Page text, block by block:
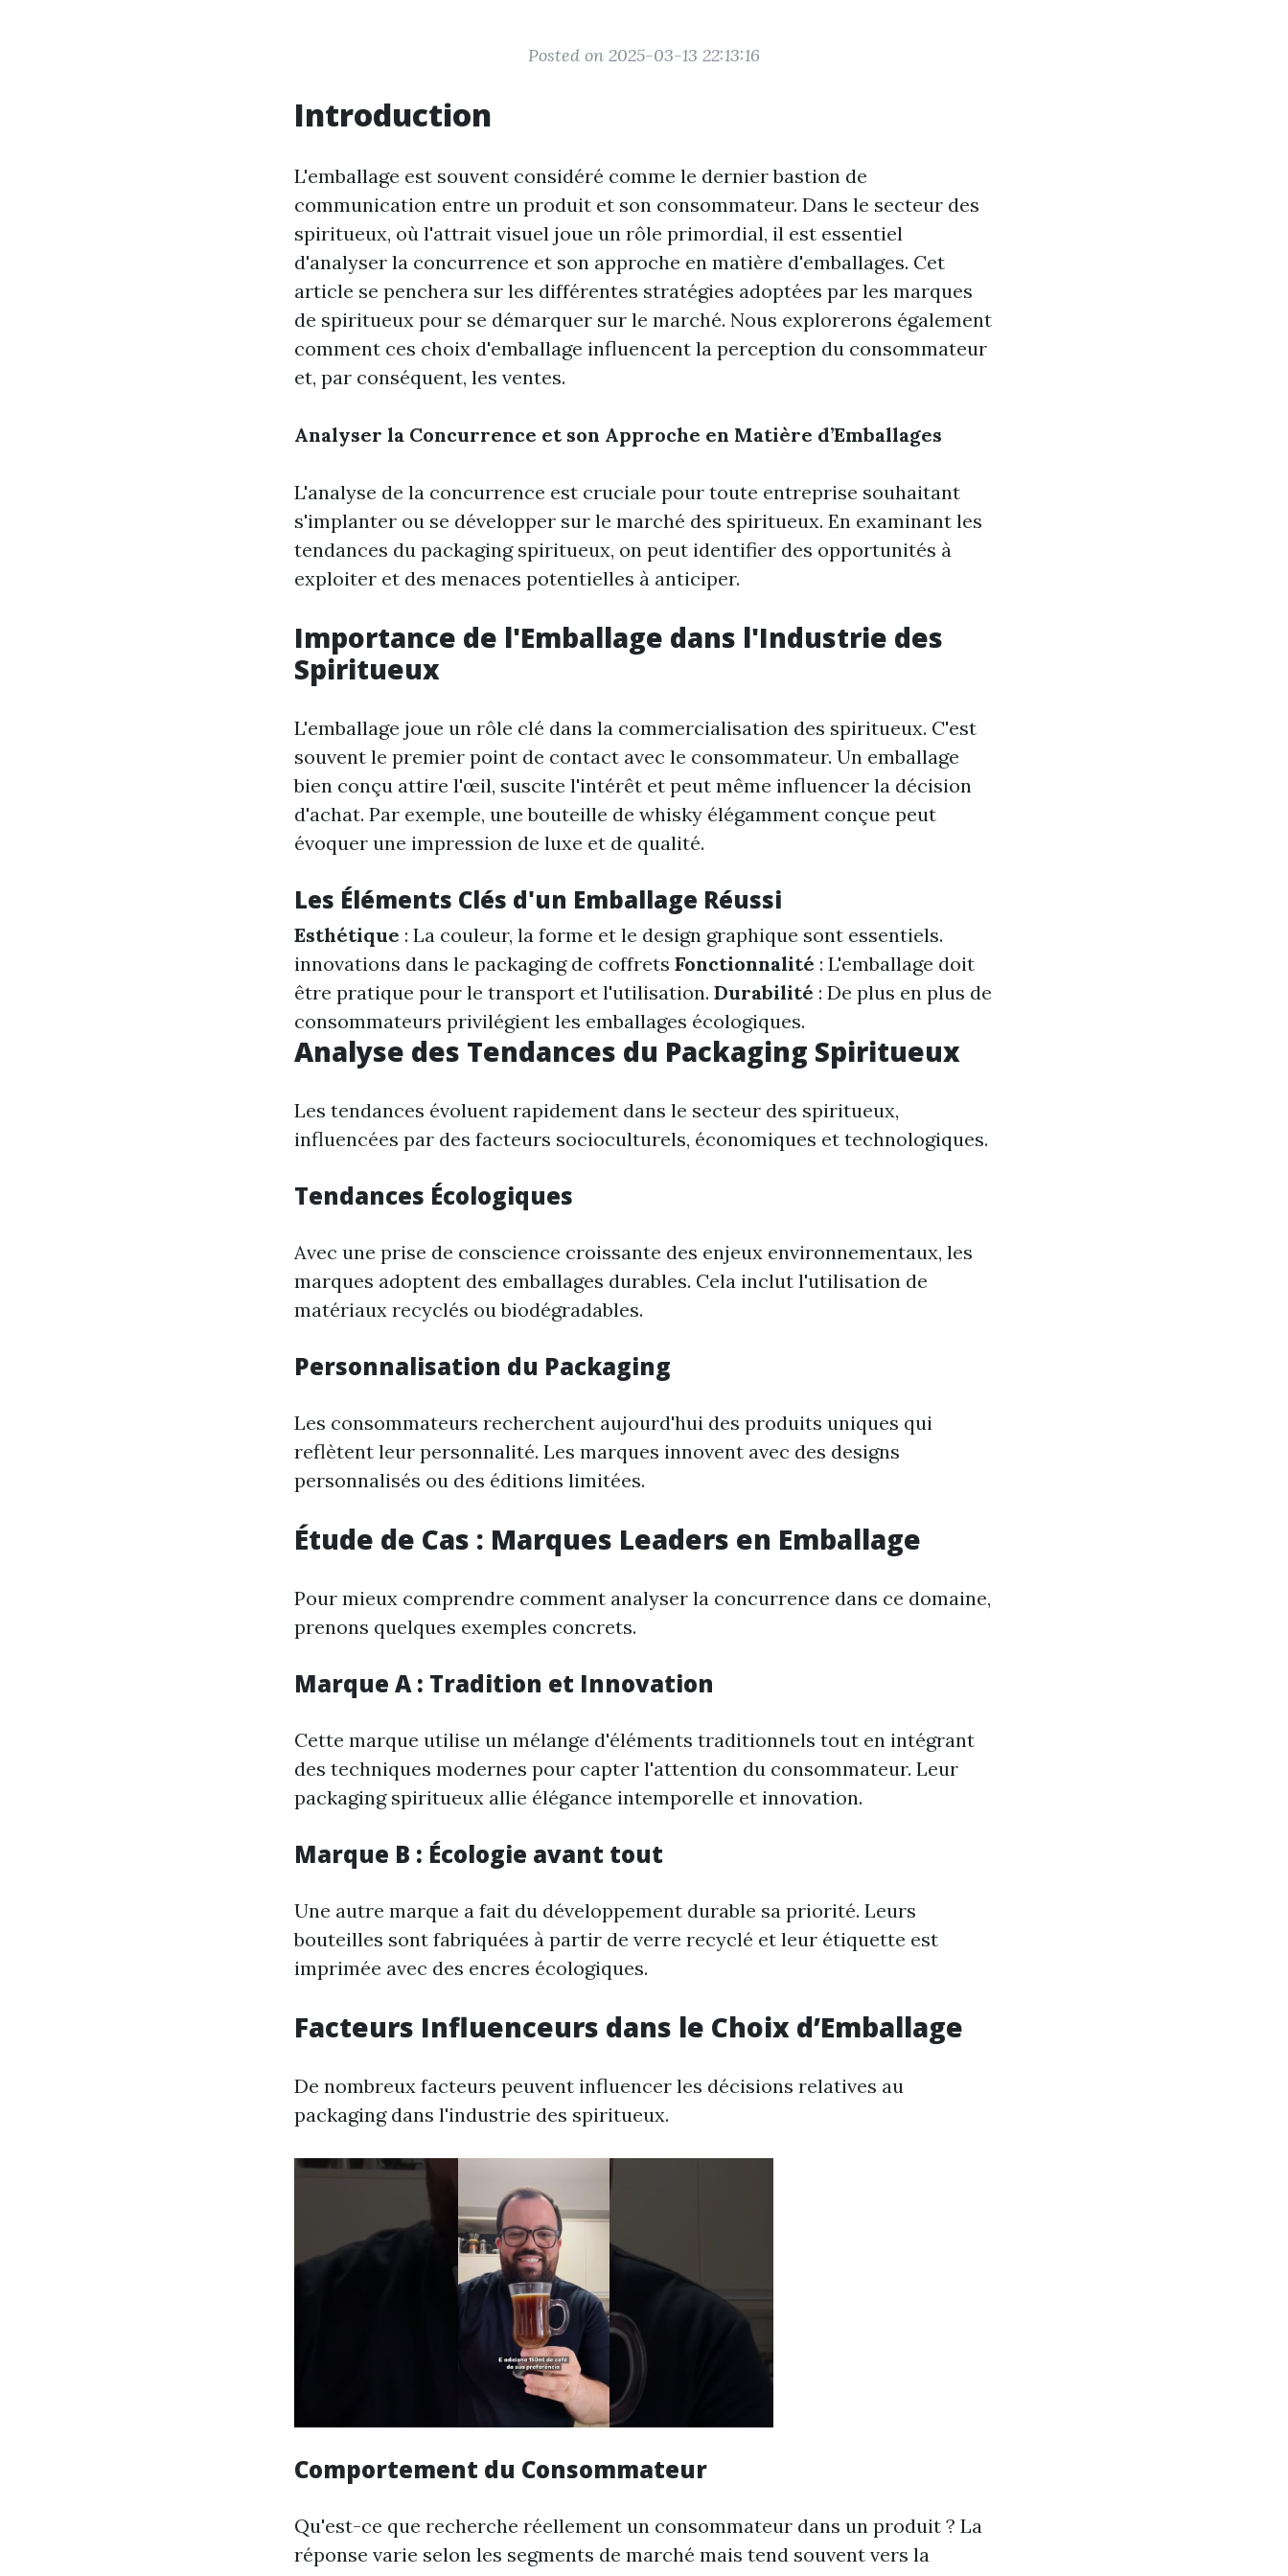
Posted on 2025-03-13 22:13:16
Introduction
L'emballage est souvent considéré comme le dernier bastion de
communication entre un produit et son consommateur. Dans le secteur des
spiritueux, où l'attrait visuel joue un rôle primordial, il est essentiel
d'analyser la concurrence et son approche en matière d'emballages. Cet
article se penchera sur les différentes stratégies adoptées par les marques
de spiritueux pour se démarquer sur le marché. Nous explorerons également
comment ces choix d'emballage influencent la perception du consommateur
et, par conséquent, les ventes.
Analyser la Concurrence et son Approche en Matière d’Emballages
L'analyse de la concurrence est cruciale pour toute entreprise souhaitant
s'implanter ou se développer sur le marché des spiritueux. En examinant les
tendances du packaging spiritueux, on peut identifier des opportunités à
exploiter et des menaces potentielles à anticiper.
Importance de l'Emballage dans l'Industrie des
Spiritueux
L'emballage joue un rôle clé dans la commercialisation des spiritueux. C'est
souvent le premier point de contact avec le consommateur. Un emballage
bien conçu attire l'œil, suscite l'intérêt et peut même influencer la décision
d'achat. Par exemple, une bouteille de whisky élégamment conçue peut
évoquer une impression de luxe et de qualité.
Les Éléments Clés d'un Emballage Réussi
Esthétique : La couleur, la forme et le design graphique sont essentiels.
innovations dans le packaging de coffrets Fonctionnalité : L'emballage doit
être pratique pour le transport et l'utilisation. Durabilité : De plus en plus de
consommateurs privilégient les emballages écologiques.
Analyse des Tendances du Packaging Spiritueux
Les tendances évoluent rapidement dans le secteur des spiritueux,
influencées par des facteurs socioculturels, économiques et technologiques.
Tendances Écologiques
Avec une prise de conscience croissante des enjeux environnementaux, les
marques adoptent des emballages durables. Cela inclut l'utilisation de
matériaux recyclés ou biodégradables.
Personnalisation du Packaging
Les consommateurs recherchent aujourd'hui des produits uniques qui
reflètent leur personnalité. Les marques innovent avec des designs
personnalisés ou des éditions limitées.
Étude de Cas : Marques Leaders en Emballage
Pour mieux comprendre comment analyser la concurrence dans ce domaine,
prenons quelques exemples concrets.
Marque A : Tradition et Innovation
Cette marque utilise un mélange d'éléments traditionnels tout en intégrant
des techniques modernes pour capter l'attention du consommateur. Leur
packaging spiritueux allie élégance intemporelle et innovation.
Marque B : Écologie avant tout
Une autre marque a fait du développement durable sa priorité. Leurs
bouteilles sont fabriquées à partir de verre recyclé et leur étiquette est
imprimée avec des encres écologiques.
Facteurs Influenceurs dans le Choix d’Emballage
De nombreux facteurs peuvent influencer les décisions relatives au
packaging dans l'industrie des spiritueux.
Comportement du Consommateur
Qu'est-ce que recherche réellement un consommateur dans un produit ? La
réponse varie selon les segments de marché mais tend souvent vers la